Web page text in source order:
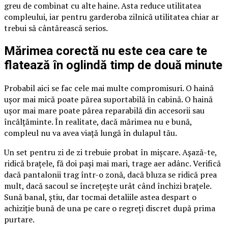
greu de combinat cu alte haine. Asta reduce utilitatea
compleului, iar pentru garderoba zilnică utilitatea chiar ar
trebui să cântărească serios.
Mărimea corectă nu este cea care te
flatează în oglindă timp de două minute
Probabil aici se fac cele mai multe compromisuri. O haină
ușor mai mică poate părea suportabilă în cabină. O haină
ușor mai mare poate părea reparabilă din accesorii sau
încălțăminte. În realitate, dacă mărimea nu e bună,
compleul nu va avea viață lungă în dulapul tău.
Un set pentru zi de zi trebuie probat în mișcare. Așază-te,
ridică brațele, fă doi pași mai mari, trage aer adânc. Verifică
dacă pantalonii trag într-o zonă, dacă bluza se ridică prea
mult, dacă sacoul se încrețește urât când închizi brațele.
Sună banal, știu, dar tocmai detaliile astea despart o
achiziție bună de una pe care o regreți discret după prima
purtare.